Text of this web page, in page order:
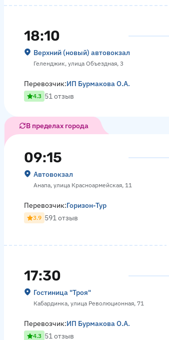
18:10
Верхний (новый) автовокзал
Геленджик, улица Объездная, 3
Перевозчик:ИП Бурмакова О.А.
4.3 51 отзыв
В пределах города
09:15
Автовокзал
Анапа, улица Красноармейская, 11
Перевозчик:Горизон-Тур
3.9 591 отзыв
17:30
Гостиница "Троя"
Кабардинка, улица Революционная, 71
Перевозчик:ИП Бурмакова О.А.
4.3 51 отзыв